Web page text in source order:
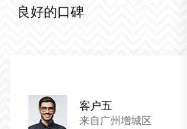
良好的口碑
来自广州增城区